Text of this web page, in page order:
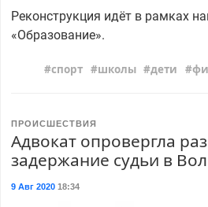
Реконструкция идёт в рамках
«Образование».
спорт школы дети
ПРОИСШЕСТВИЯ
Адвокат опровергла
задержание судьи в
9 Авг 202018:34